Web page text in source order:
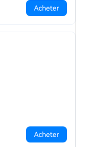
Acheter
Acheter